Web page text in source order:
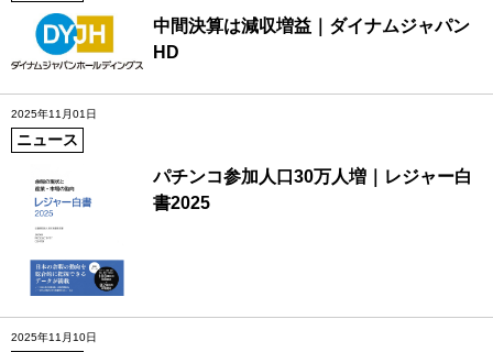
中間決算は減収増益｜ダイナムジャパン
HD
2025年11月01日
ニュース
パチンコ参加人口30万人増｜レジャー白
書2025
2025年11月10日